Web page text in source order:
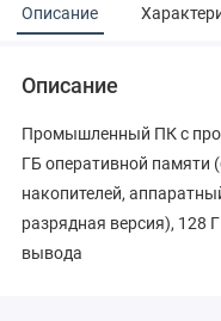
Описание
Описание
Промышленный ПК с
ГБ оперативной памяти
накопителей,
разрядная версия), 128
вывода